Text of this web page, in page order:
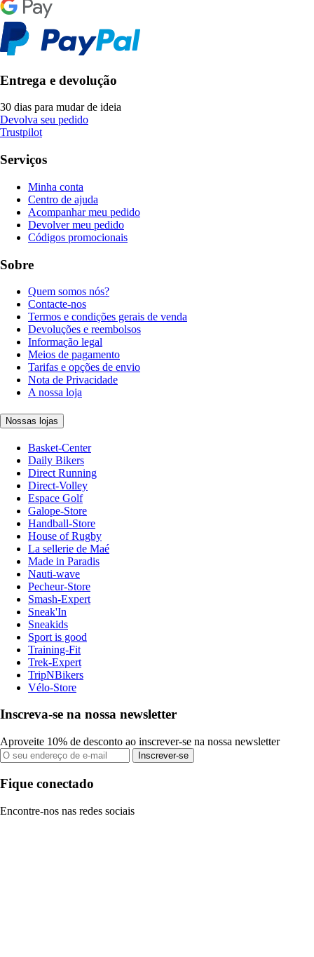
Entrega e devolução
30 dias para mudar de ideia
Devolva seu pedido
Trustpilot
Serviços
Minha conta
Centro de ajuda
Acompanhar meu pedido
Devolver meu pedido
Códigos promocionais
Sobre
Quem somos nós?
Contacte-nos
Termos e condições gerais de venda
Devoluções e reembolsos
Informação legal
Meios de pagamento
Tarifas e opções de envio
Nota de Privacidade
A nossa loja
Nossas lojas
Basket-Center
Daily Bikers
Direct Running
Direct-Volley
Espace Golf
Galope-Store
Handball-Store
House of Rugby
La sellerie de Maé
Made in Paradis
Nauti-wave
Pecheur-Store
Smash-Expert
Sneak'In
Sneakids
Sport is good
Training-Fit
Trek-Expert
TripNBikers
Vélo-Store
Inscreva-se na nossa newsletter
Aproveite 10% de desconto ao inscrever-se na nossa newsletter
Inscrever-se
Fique conectado
Encontre-nos nas redes sociais